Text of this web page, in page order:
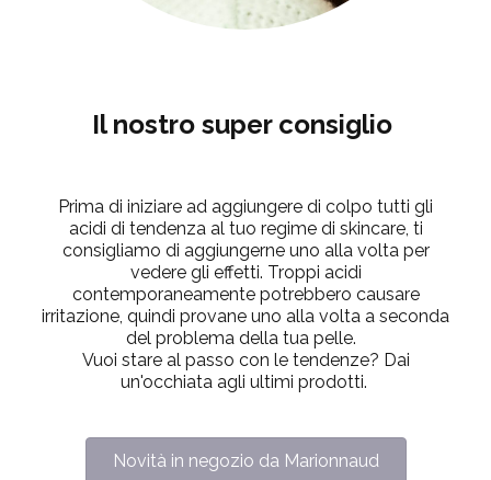
Il nostro super consiglio
Prima di iniziare ad aggiungere di colpo tutti gli
acidi di tendenza al tuo regime di skincare, ti
consigliamo di aggiungerne uno alla volta per
vedere gli effetti. Troppi acidi
contemporaneamente potrebbero causare
irritazione, quindi provane uno alla volta a seconda
del problema della tua pelle.
Vuoi stare al passo con le tendenze? Dai
un'occhiata agli ultimi prodotti.
Novità in negozio da Marionnaud